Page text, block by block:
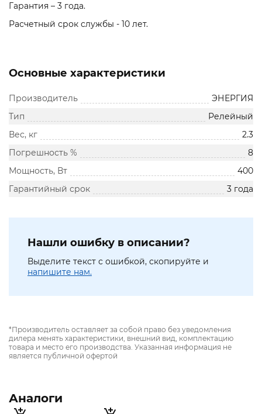
Гарантия – 3 года.
Расчетный срок службы - 10 лет.
Основные характеристики
Производитель
ЭНЕРГИЯ
Тип
Релейный
Вес, кг
2.3
Погрешность %
8
Мощность, Вт
400
Гарантийный срок
3 года
Нашли ошибку в описании?
Выделите текст с ошибкой, скопируйте и
напишите нам.
*Производитель оставляет за собой право без уведомления
дилера менять характеристики, внешний вид, комплектацию
товара и место его производства. Указанная информация не
является публичной офертой
Аналоги